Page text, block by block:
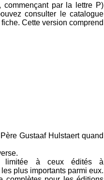
par la lettre P)
consulter le catalogue
Cette version comprend
Gustaaf Hulstaert quand
limitée à ceux édités à
plus importants parmi eux.